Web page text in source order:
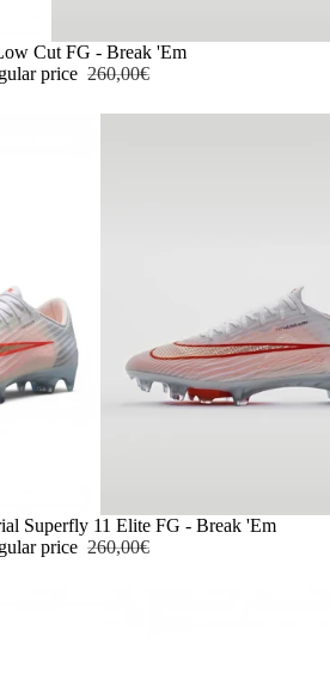
Cut FG - Break 'Em
price 260,00€
Superfly 11 Elite FG - Break 'Em
price 260,00€